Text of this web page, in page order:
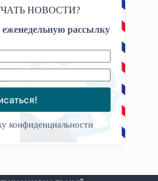
НОВОСТИ?
рассылку
конфиденциальности